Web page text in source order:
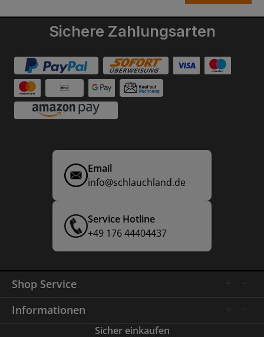
Sichere Zahlungsarten
Email
info@schlauchland.de
Service Hotline
+49 176 44404437
Shop Service
Informationen
Sicher einkaufen